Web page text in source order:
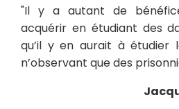
"Il y a autant de
acquérir en étudiant des
qu’il y en aurait à étudier
n’observant que des